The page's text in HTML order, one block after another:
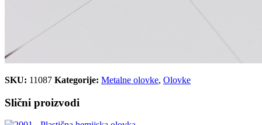
SKU: 11087 Kategorije: Metalne olovke, Olovke
Slični proizvodi